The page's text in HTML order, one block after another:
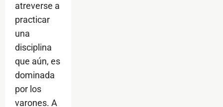
atreverse a
practicar
una
disciplina
que aún, es
dominada
por los
varones. A